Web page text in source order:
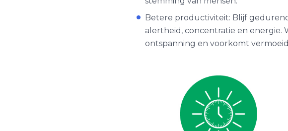
Betere productiviteit: Blijf
alertheid, concentratie en energie.
ontspanning en voorkomt